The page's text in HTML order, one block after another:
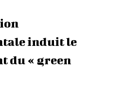
induit le
du « green